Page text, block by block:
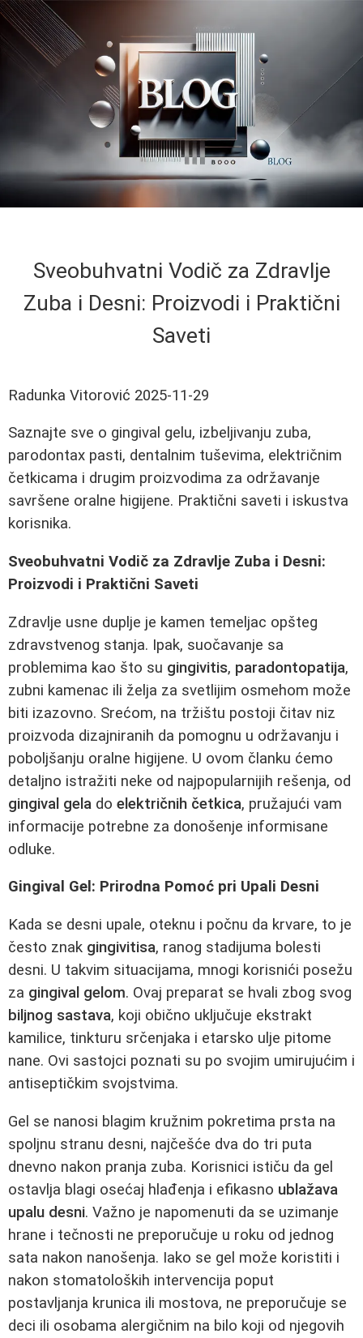
Sveobuhvatni Vodič za Zdravlje
Zuba i Desni: Proizvodi i Praktični
Saveti
Radunka Vitorović 2025-11-29
Saznajte sve o gingival gelu, izbeljivanju zuba,
parodontax pasti, dentalnim tuševima, električnim
četkicama i drugim proizvodima za održavanje
savršene oralne higijene. Praktični saveti i iskustva
korisnika.
Sveobuhvatni Vodič za Zdravlje Zuba i Desni:
Proizvodi i Praktični Saveti
Zdravlje usne duplje je kamen temeljac opšteg
zdravstvenog stanja. Ipak, suočavanje sa
problemima kao što su gingivitis, paradontopatija,
zubni kamenac ili želja za svetlijim osmehom može
biti izazovno. Srećom, na tržištu postoji čitav niz
proizvoda dizajniranih da pomognu u održavanju i
poboljšanju oralne higijene. U ovom članku ćemo
detaljno istražiti neke od najpopularnijih rešenja, od
gingival gela do električnih četkica, pružajući vam
informacije potrebne za donošenje informisane
odluke.
Gingival Gel: Prirodna Pomoć pri Upali Desni
Kada se desni upale, oteknu i počnu da krvare, to je
često znak gingivitisa, ranog stadijuma bolesti
desni. U takvim situacijama, mnogi korisnići posežu
za gingival gelom. Ovaj preparat se hvali zbog svog
biljnog sastava, koji obično uključuje ekstrakt
kamilice, tinkturu srčenjaka i etarsko ulje pitome
nane. Ovi sastojci poznati su po svojim umirujućim i
antiseptičkim svojstvima.
Gel se nanosi blagim kružnim pokretima prsta na
spoljnu stranu desni, najčešće dva do tri puta
dnevno nakon pranja zuba. Korisnici ističu da gel
ostavlja blagi osećaj hlađenja i efikasno ublažava
upalu desni. Važno je napomenuti da se uzimanje
hrane i tečnosti ne preporučuje u roku od jednog
sata nakon nanošenja. Iako se gel može koristiti i
nakon stomatoloških intervencija poput
postavljanja krunica ili mostova, ne preporučuje se
deci ili osobama alergičnim na bilo koji od njegovih